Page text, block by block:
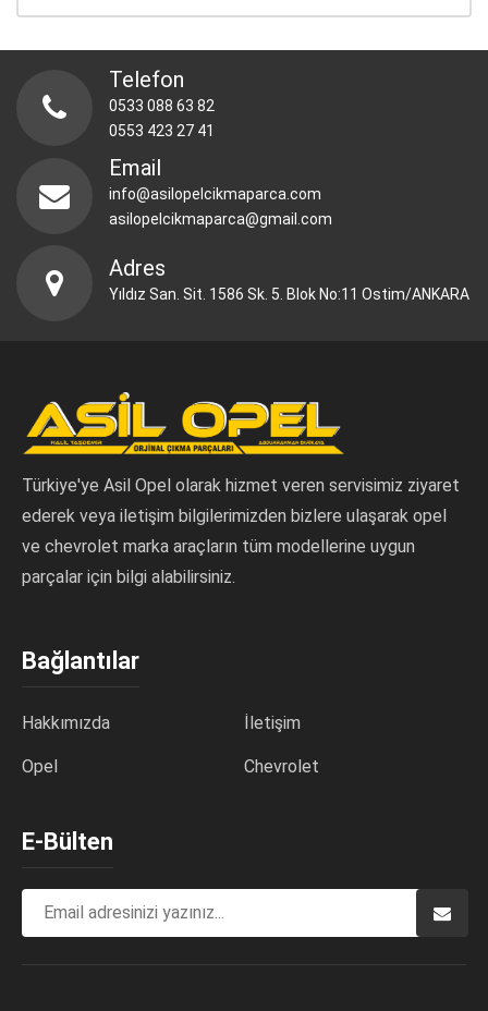
Telefon
0533 088 63 82
0553 423 27 41
Email
info@asilopelcikmaparca.com
asilopelcikmaparca@gmail.com
Adres
Yıldız San. Sit. 1586 Sk. 5. Blok No:11 Ostim/ANKARA
Türkiye'ye Asil Opel olarak hizmet veren servisimiz ziyaret
ederek veya iletişim bilgilerimizden bizlere ulaşarak opel
ve chevrolet marka araçların tüm modellerine uygun
parçalar için bilgi alabilirsiniz.
Bağlantılar
Hakkımızda İletişim
Opel Chevrolet
E-Bülten